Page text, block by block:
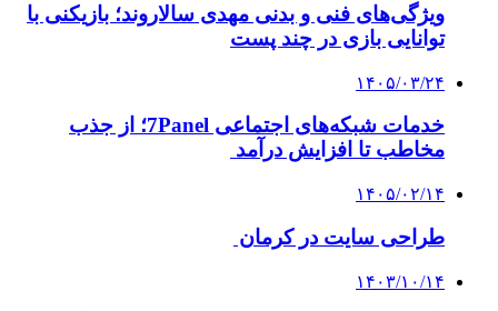
ویژگی‌های فنی و بدنی مهدی سالاروند؛ بازیکنی با
توانایی بازی در چند پست
۱۴۰۵/۰۳/۲۴
خدمات شبکه‌های اجتماعی 7Panel؛ از جذب
مخاطب تا افزایش درآمد
۱۴۰۵/۰۲/۱۴
طراحی سایت در کرمان
۱۴۰۳/۱۰/۱۴